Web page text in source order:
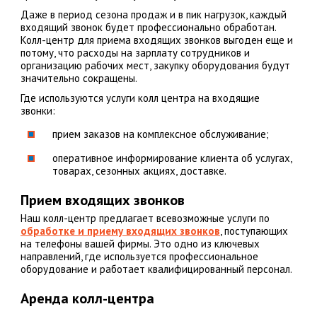
Даже в период сезона продаж и в пик нагрузок, каждый
входящий звонок будет профессионально обработан.
Колл-центр для приема входящих звонков выгоден еще и
потому, что расходы на зарплату сотрудников и
организацию рабочих мест, закупку оборудования будут
значительно сокращены.
Где используются услуги колл центра на входящие
звонки:
прием заказов на комплексное обслуживание;
оперативное информирование клиента об услугах,
товарах, сезонных акциях, доставке.
Прием входящих звонков
Наш колл-центр предлагает всевозможные услуги по
обработке и приему входящих звонков, поступающих
на телефоны вашей фирмы. Это одно из ключевых
направлений, где используется профессиональное
оборудование и работает квалифицированный персонал.
Аренда колл-центра